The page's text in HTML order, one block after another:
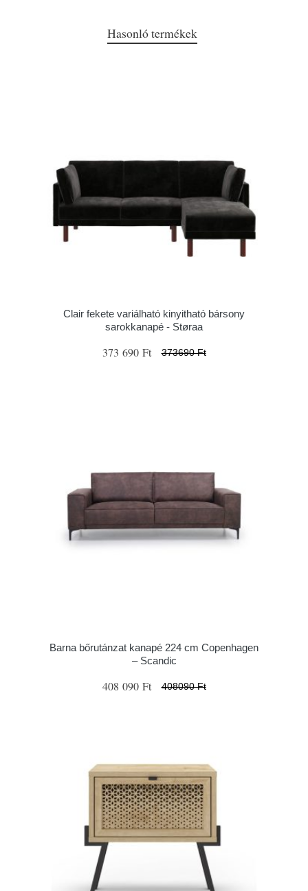
Hasonló termékek
Clair fekete variálható kinyitható bársony
sarokkanapé - Støraa
373 690 Ft 373690 Ft
Barna bőrutánzat kanapé 224 cm Copenhagen
– Scandic
408 090 Ft 408090 Ft